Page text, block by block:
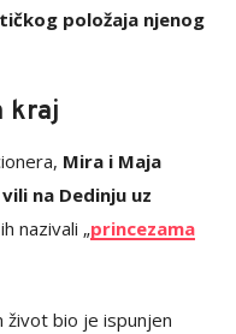
položaja njenog
kraj
Mira i Maja
na Dedinju uz
nazivali „princezama
život bio je ispunjen